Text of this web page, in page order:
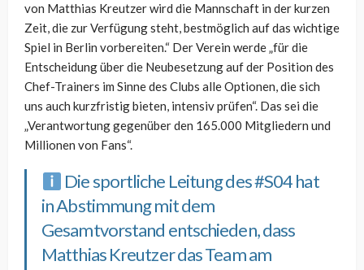
von Matthias Kreutzer wird die Mannschaft in der kurzen
Zeit, die zur Verfügung steht, bestmöglich auf das wichtige
Spiel in Berlin vorbereiten.“ Der Verein werde „für die
Entscheidung über die Neubesetzung auf der Position des
Chef-Trainers im Sinne des Clubs alle Optionen, die sich
uns auch kurzfristig bieten, intensiv prüfen“. Das sei die
„Verantwortung gegenüber den 165.000 Mitgliedern und
Millionen von Fans“.
Die sportliche Leitung des#S04hat
in Abstimmung mit dem
Gesamtvorstand entschieden, dass
Matthias Kreutzer das Team am